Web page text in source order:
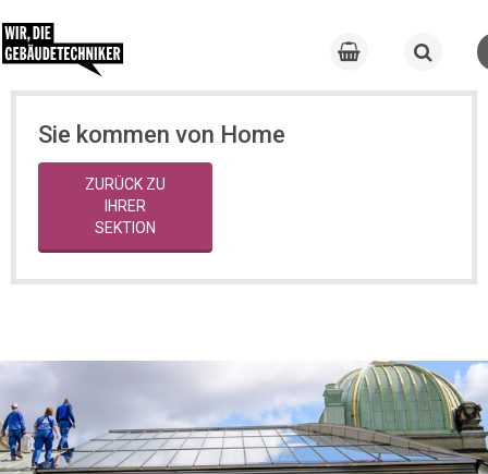
Sie kommen von Home
ZURÜCK ZU
IHRER
SEKTION